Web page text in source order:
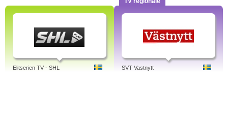
Elitserien TV - SHL SVT Vastnytt